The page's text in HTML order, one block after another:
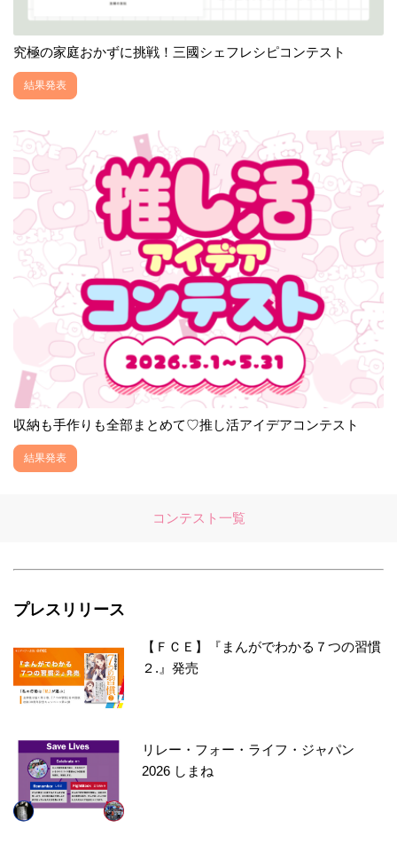
究極の家庭おかずに挑戦！三國シェフレシピコンテスト
結果発表
収納も手作りも全部まとめて♡推し活アイデアコンテスト
結果発表
コンテスト一覧
プレスリリース
【ＦＣＥ】『まんがでわかる７つの習慣
２.』発売
リレー・フォー・ライフ・ジャパン
2026 しまね